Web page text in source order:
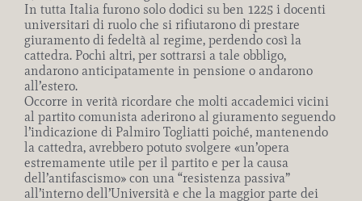
In tutta Italia furono solo dodici su ben 1225 i docenti
universitari di ruolo che si rifiutarono di prestare
giuramento di fedeltà al regime, perdendo così la
cattedra. Pochi altri, per sottrarsi a tale obbligo,
andarono anticipatamente in pensione o andarono
all’estero.
Occorre in verità ricordare che molti accademici vicini
al partito comunista aderirono al giuramento seguendo
l’indicazione di Palmiro Togliatti poiché, mantenendo
la cattedra, avrebbero potuto svolgere «un’opera
estremamente utile per il partito e per la causa
dell’antifascismo» con una “resistenza passiva”
all’interno dell’Università e che la maggior parte dei